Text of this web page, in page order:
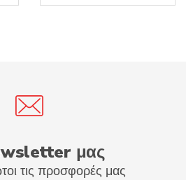
8.64€.
μας
τις προσφορές μας